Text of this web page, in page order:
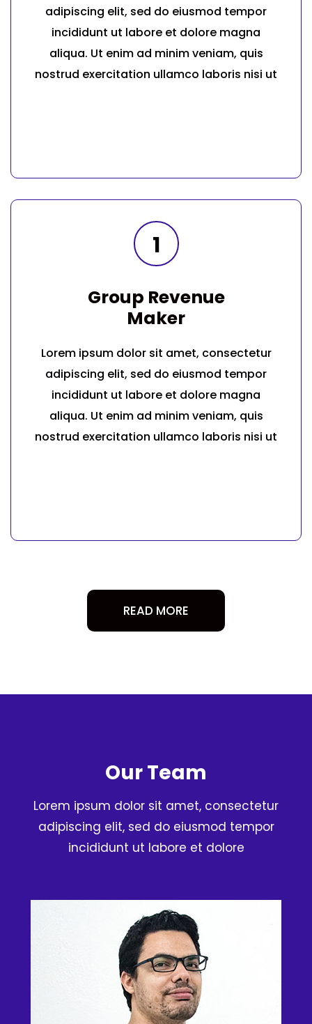
adipiscing elit, sed do eiusmod tempor
incididunt ut labore et dolore magna
aliqua. Ut enim ad minim veniam, quis
nostrud exercitation ullamco laboris nisi ut
1
Group Revenue
Maker
Lorem ipsum dolor sit amet, consectetur
adipiscing elit, sed do eiusmod tempor
incididunt ut labore et dolore magna
aliqua. Ut enim ad minim veniam, quis
nostrud exercitation ullamco laboris nisi ut
READ MORE
Our Team
Lorem ipsum dolor sit amet, consectetur
adipiscing elit, sed do eiusmod tempor
incididunt ut labore et dolore